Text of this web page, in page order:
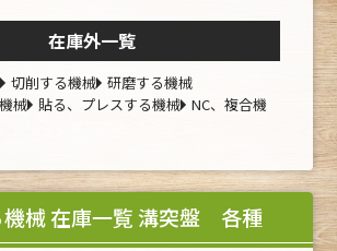
在庫外一覧
切削する機械 研磨する機械
械 貼る、プレスする機械 NC、複合機
機械 在庫一覧 溝突盤 各種